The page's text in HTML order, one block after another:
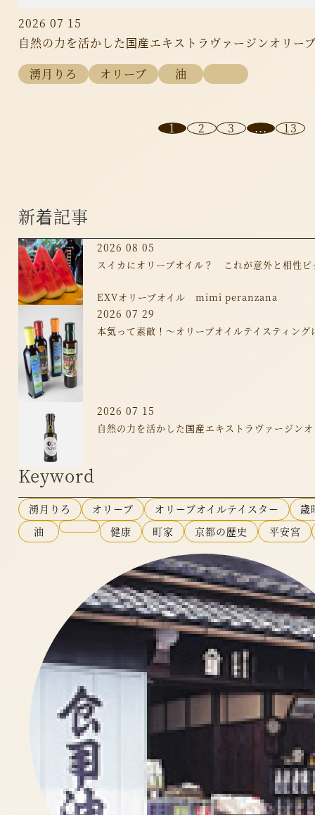
2026 07 15
自然の力を活かした国産エキストラヴァージンオリー
湧月りろ
オリーブ 油
1 2 3 ... 13
新着記事
2026 08 05
スイカにオリーブオイル？ これが意外と相性ピ
EXVオリーブオイル mimi peranzana
2026 07 29
本気って素敵！～オリーブオイルテイスティン
2026 07 15
自然の力を活かした国産エキストラヴァージン
Keyword
湧月りろ オリーブ オリーブオイルテイスター
歳
油
健康 町家 京都の歴史 平安宮